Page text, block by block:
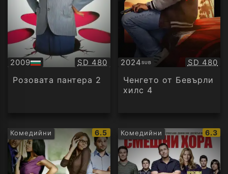
2009
БГ
аудио
Качество:
SD 480
Розовата пантера 2
2024SUB
Субтитри SD 480
Ченгето от Бевърли
хилс 4
Комедийни
IMDb
рейтинг:
6.5 Комедийни
IMDb
6.3